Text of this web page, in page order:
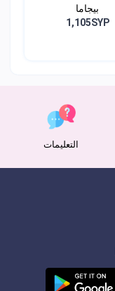
بيجاما
1,105SYP
التعليمات